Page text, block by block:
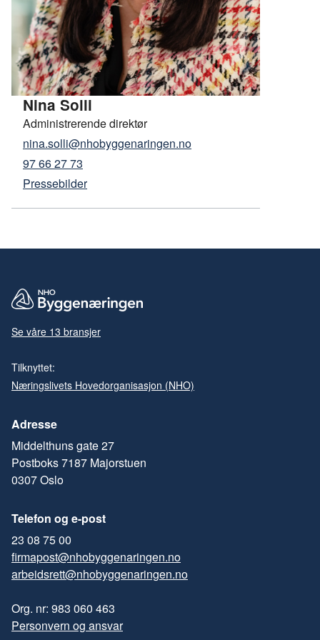
Nina Solli
Administrerende direktør
nina.solli@nhobyggenaringen.no
97 66 27 73
Pressebilder
Se våre 13 bransjer
Tilknyttet:
Næringslivets Hovedorganisasjon (NHO)
Adresse
Middelthuns gate 27
Postboks 7187 Majorstuen
0307 Oslo
Telefon og e-post
23 08 75 00
firmapost@nhobyggenaringen.no
arbeidsrett@nhobyggenaringen.no
Org. nr: 983 060 463
Personvern og ansvar